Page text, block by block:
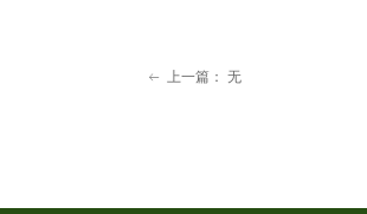
ꂃ 上一篇： 无